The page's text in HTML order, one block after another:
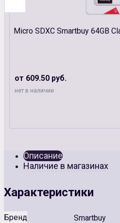
Micro SDXC Smartbuy 64GB
от 609.50 руб.
нет в наличии
Описание
Наличие в магазинах
Характеристики
Бренд
Smartbuy